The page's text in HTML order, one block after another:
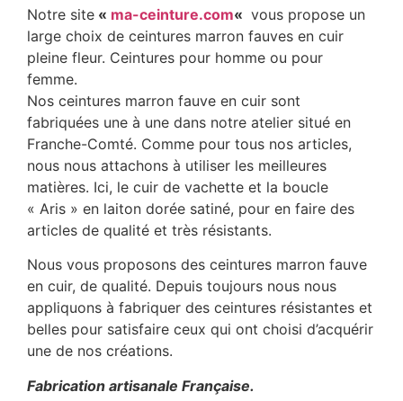
Notre site « ma-ceinture.com« vous propose un
large choix de ceintures marron fauves en cuir
pleine fleur. Ceintures pour homme ou pour
femme.
Nos ceintures marron fauve en cuir sont
fabriquées une à une dans notre atelier situé en
Franche-Comté. Comme pour tous nos articles,
nous nous attachons à utiliser les meilleures
matières. Ici, le cuir de vachette et la boucle
« Aris » en laiton dorée satiné, pour en faire des
articles de qualité et très résistants.
Nous vous proposons des ceintures marron fauve
en cuir, de qualité. Depuis toujours nous nous
appliquons à fabriquer des ceintures résistantes et
belles pour satisfaire ceux qui ont choisi d’acquérir
une de nos créations.
Fabrication artisanale Française.